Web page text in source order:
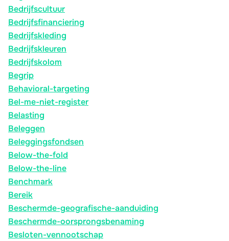
Bedrijfscultuur
Bedrijfsfinanciering
Bedrijfskleding
Bedrijfskleuren
Bedrijfskolom
Begrip
Behavioral-targeting
Bel-me-niet-register
Belasting
Beleggen
Beleggingsfondsen
Below-the-fold
Below-the-line
Benchmark
Bereik
Beschermde-geografische-aanduiding
Beschermde-oorsprongsbenaming
Besloten-vennootschap